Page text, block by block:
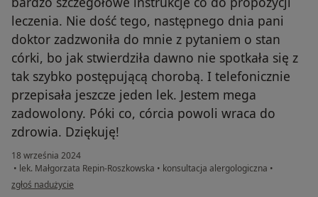
leczenia. Nie dość tego, następnego dnia pani
doktor zadzwoniła do mnie z pytaniem o stan
córki, bo jak stwierdziła dawno nie spotkała się z
tak szybko postępującą chorobą. I telefonicznie
przepisała jeszcze jeden lek. Jestem mega
zadowolony. Póki co, córcia powoli wraca do
zdrowia. Dziękuję!
18 września 2024
• lek. Małgorzata Repin-Roszkowska • konsultacja alergologiczna •
w opinii użytkownika Piotr
zgłoś nadużycie